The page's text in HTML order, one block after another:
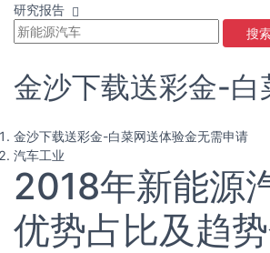
研究报告
搜
金沙下载送彩金-
金沙下载送彩金-白菜网送体验金无需申请
汽车工业
2018年新能源
优势占比及趋